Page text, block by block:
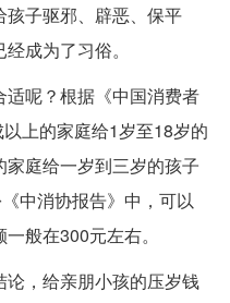
子驱邪、辟恶、保平
成为了习俗。
呢？根据《中国消费者
上的家庭给1岁至18岁的
庭给一岁到三岁的孩子
中消协报告》中，可以
般在300元左右。
，给亲朋小孩的压岁钱